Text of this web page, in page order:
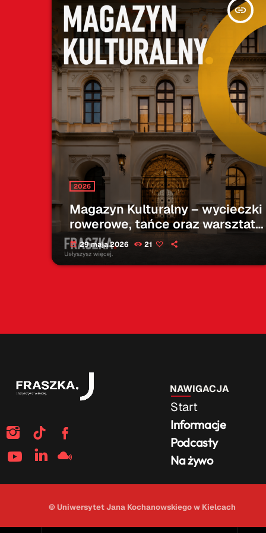
insert_link
2026
Magazyn Kulturalny – wycieczki
rowerowe, tańce oraz warsztaty
rodzinne – 28.05.2026
today 29 maja 2026 21
Start
Informacje
Podcasty
Na żywo
NAWIGACJA
© Uniwersytet Jana Kochanowskiego w Kielcach